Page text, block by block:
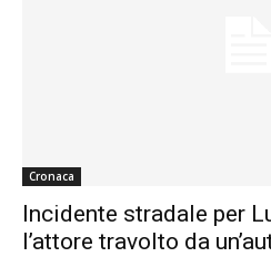
Cronaca
Incidente stradale per
l’attore travolto da